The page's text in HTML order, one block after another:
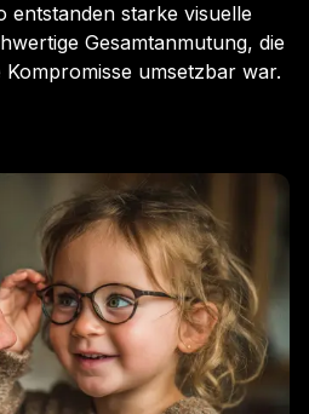
entstanden starke visuelle
Gesamtanmutung, die
umsetzbar war.